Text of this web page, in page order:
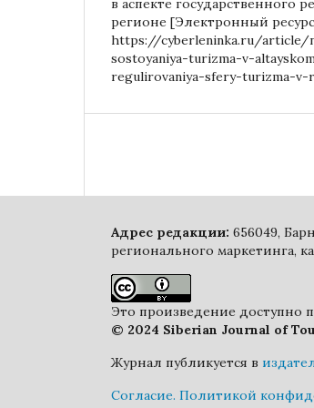
в аспекте государственного
регионе [Электронный
https://cyberleninka.ru/article/
sostoyaniya-turizma-v-
regulirovaniya-sfery-turizma-
Адрес редакции: 656049,
регионального маркетинга,
Это произведение доступно
© 2024 Siberian Journal of
Журнал публикуется в
Cогласие. Политикой